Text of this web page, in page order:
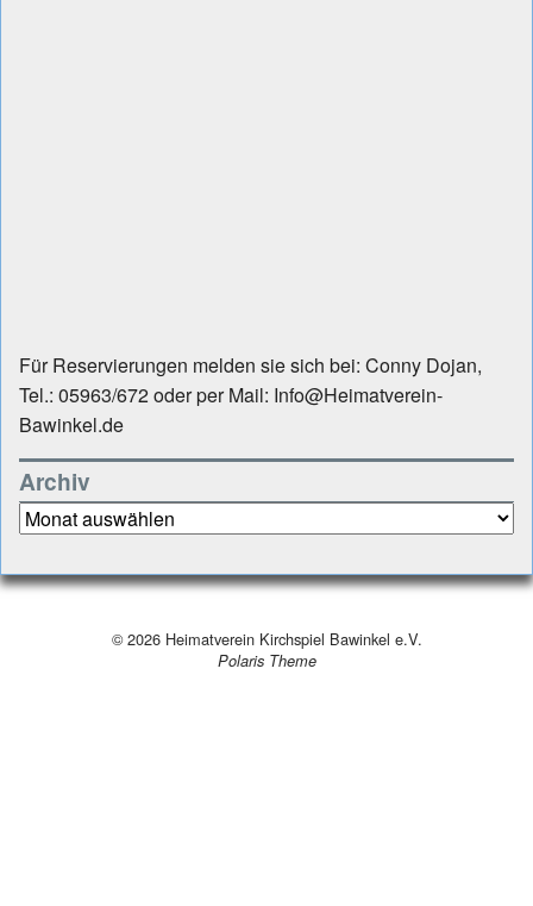
Für Reservierungen melden sie sich bei: Conny Dojan,
Tel.: 05963/672 oder per Mail: Info@Heimatverein-
Bawinkel.de
Archiv
Archiv
© 2026Heimatverein Kirchspiel Bawinkel e.V.
Polaris Theme